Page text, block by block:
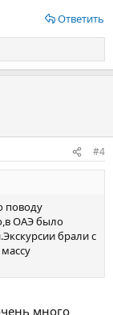
Ответить
#4
поводу
ОАЭ было
брали с
много